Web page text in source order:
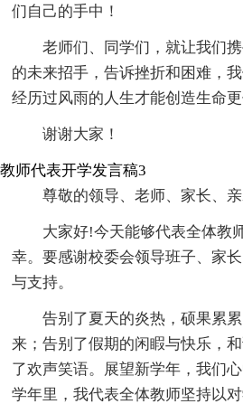
们自己的手中！
老师们、同学们，就让我们
的未来招手，告诉挫折和困难，
经历过风雨的人生才能创造生命更
谢谢大家！
教师代表开学发言稿3
尊敬的领导、老师、家长、亲
大家好!今天能够代表全体教
幸。要感谢校委会领导班子、家
与支持。
告别了夏天的炎热，硕果累
来；告别了假期的闲睱与快乐，
了欢声笑语。展望新学年，我们
学年里，我代表全体教师坚持以